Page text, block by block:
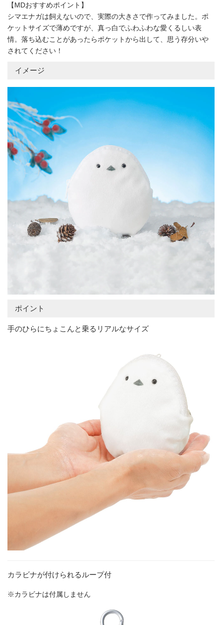
【MDおすすめポイント】
シマエナガは飼えないので、実際の大きさで作ってみました。 ポ
ケットサイズで薄めですが、真っ白でふわふわな愛くるしい表
情。 落ち込むことがあったらポケットから出して、思う存分いや
されてください！
イメージ
ポイント
手のひらにちょこんと乗るリアルなサイズ
カラビナが付けられるループ付
※カラビナは付属しません